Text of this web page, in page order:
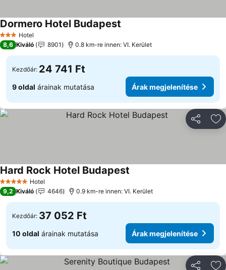
3 Kategória
Hotel
Dormero Hotel Budapest
8,6 Kiváló 8901 0.8 km-re innen: VI. Kerület
Kezdőár: 24 741 Ft
9 oldal árainak mutatása Árak megjelenítése
5 KategóriaHotel
Hard Rock Hotel Budapest
9,2 Kiváló 4646 0.9 km-re innen: VI. Kerület
Kezdőár: 37 052 Ft
10 oldal árainak mutatása Árak megjelenítése